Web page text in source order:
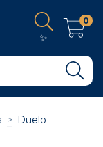
✨
0
> Duelo